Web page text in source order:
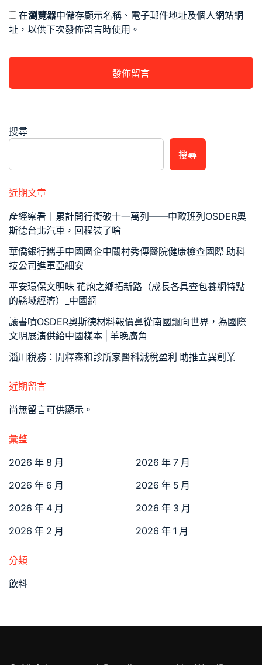
在瀏覽器中儲存顯示名稱、電子郵件地址及個人網站網
址，以供下次發佈留言時使用。
搜尋
搜尋
近期文章
產經察看｜累計開行衝破十一萬列——中歐班列OSDER奧
斯德台北汽車，回程裝了啥
華僑銀行攜手中國國企中關村秀傳醫院健康檢查國際 助科
技公司進軍亞細安
平安環保文明味 花炮之鄉拓新路（成長各具查包養網特點
的縣域經濟）_中國網
讓書噴OSDER奧斯德材料報價鼻從南國飄向世界，為國際
文明展演供給中國樣本 | 羊晚廣角
淄川稅務：開釋森和診所家醫科減稅盈利 助推立異創業
近期留言
尚無留言可供顯示。
彙整
2026 年 8 月
2026 年 7 月
2026 年 6 月
2026 年 5 月
2026 年 4 月
2026 年 3 月
2026 年 2 月
2026 年 1 月
分類
飲料